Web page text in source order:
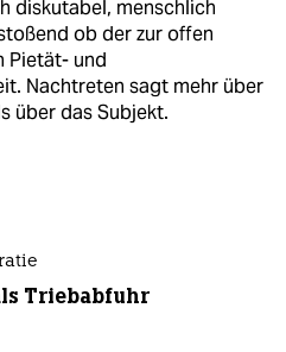
diskutabel, menschlich
ob der zur offen
Pietät- und
Nachtreten sagt mehr über
über das Subjekt.
Triebabfuhr